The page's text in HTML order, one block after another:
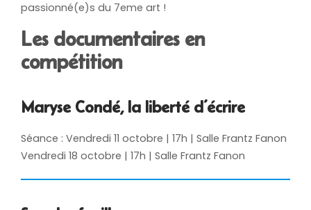
passionné(e)s du 7eme art !
Les documentaires en
compétition
Maryse Condé, la liberté d’écrire
Séance : Vendredi 11 octobre | 17h | Salle Frantz Fanon
Vendredi 18 octobre | 17h | Salle Frantz Fanon